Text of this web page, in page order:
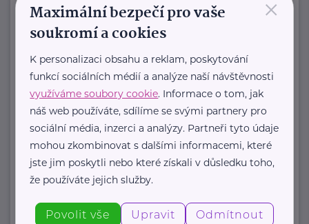
sluzbyproseniory@charita-beroun.cz
Iniciativa NA ROVINU
Topolová 748 Klecany
Iniciativa Na rovinu působí v rámci
Výzkumného programu Veřejné
Tvoří ji odborný ...
https://narovinu.net/
narovinu@nudz.cz
×
Maximální bezpečí pro vaše
soukromí a cookies
K personalizaci obsahu a reklam, poskytování
funkcí sociálních médií a analýze naší návštěvnosti
využíváme soubory cookie. Informace o tom, jak
náš web používáte, sdílíme se svými partnery pro
sociální média, inzerci a analýzy. Partneři tyto údaje
mohou zkombinovat s dalšími informacemi, které
jste jim poskytli nebo které získali v důsledku toho,
že používáte jejich služby.
Povolit vše Upravit Odmítnout